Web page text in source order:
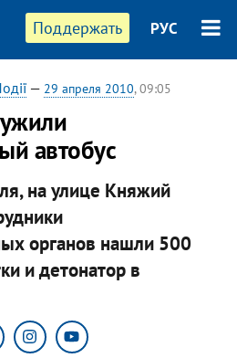
Поддержать РУС
— 29 апреля 2010, 09:05
автобус
на улице Княжий
органов нашли 500
и детонатор в